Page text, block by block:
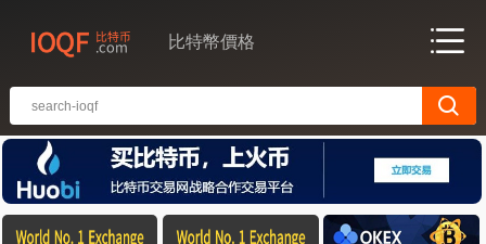
比特幣價格